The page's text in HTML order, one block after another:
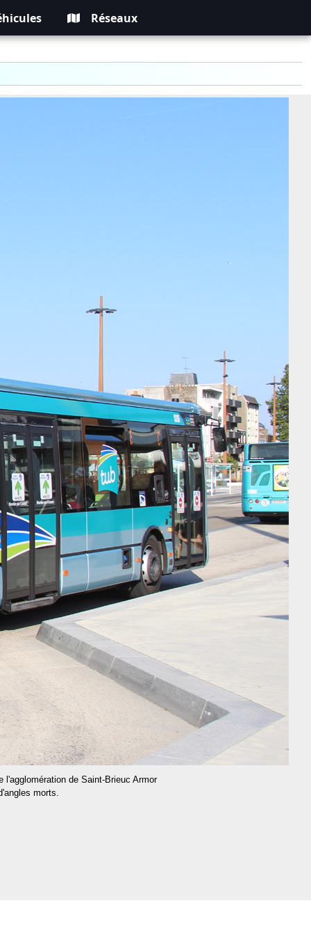
Réseaux
l'agglomération de Saint-Brieuc Armor
morts.